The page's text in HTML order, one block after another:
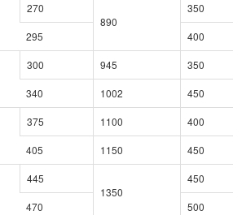
270
890
350
295 400
300 945 350
340 1002 450
375 1100 400
405 1150 450
445
1350
450
470 500